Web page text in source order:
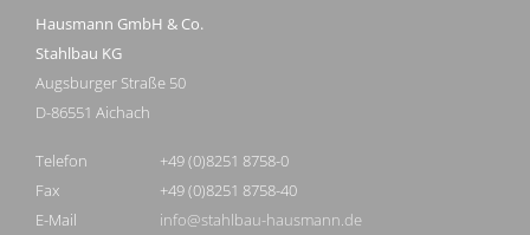
Hausmann GmbH & Co.
Stahlbau KG
Augsburger Straße 50
D-86551 Aichach
Telefon
Fax
E-Mail
+49 (0)8251 8758-0
+49 (0)8251 8758-40
info@stahlbau-hausmann.de